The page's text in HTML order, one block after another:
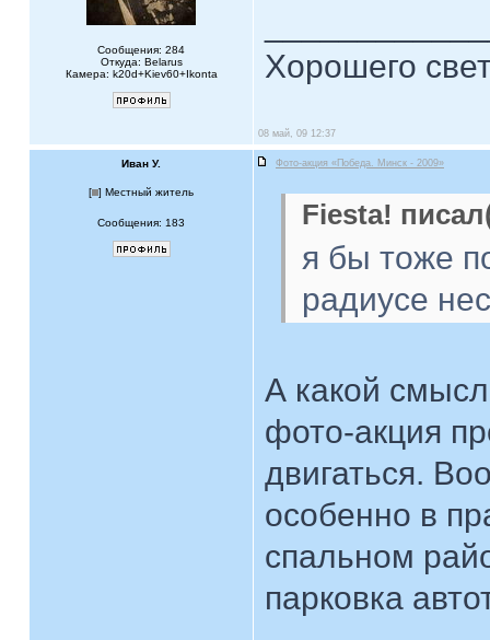
Сообщения: 284
Откуда: Belarus
Камера: k20d+Kiev60+Ikonta
Хорошего
08 май, 09 12:37
Иван У. Фото-акция «Победа. Минск - 2009»
[ ] Местный житель
Сообщения: 183 Fiesta!
я бы тоже
радиусе
А какой
фото-акция
двигаться.
особенно в
спальном
парковка